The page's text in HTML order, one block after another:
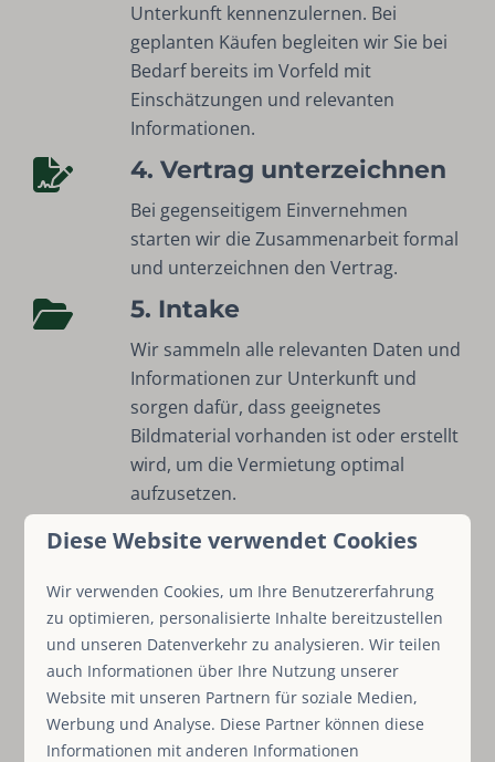
Unterkunft kennenzulernen. Bei
geplanten Käufen begleiten wir Sie bei
Bedarf bereits im Vorfeld mit
Einschätzungen und relevanten
Informationen.
4. Vertrag unterzeichnen
Bei gegenseitigem Einvernehmen
starten wir die Zusammenarbeit formal
und unterzeichnen den Vertrag.
5. Intake
Wir sammeln alle relevanten Daten und
Informationen zur Unterkunft und
sorgen dafür, dass geeignetes
Bildmaterial vorhanden ist oder erstellt
wird, um die Vermietung optimal
aufzusetzen.
6. Einrichtung der
Wir richten das Buchungssystem sowie
die Online-Präsentation auf unserer
Website und auf Buchungsportalen
professionell ein. Dazu gehört auch die
Festlegung einer marktgerechten
Preisstrategie.
Diese Website verwendet Cookies
Wir verwenden Cookies, um Ihre Benutzererfahrung
zu optimieren, personalisierte Inhalte bereitzustellen
und unseren Datenverkehr zu analysieren. Wir teilen
auch Informationen über Ihre Nutzung unserer
Website mit unseren Partnern für soziale Medien,
Werbung und Analyse. Diese Partner können diese
Informationen mit anderen Informationen